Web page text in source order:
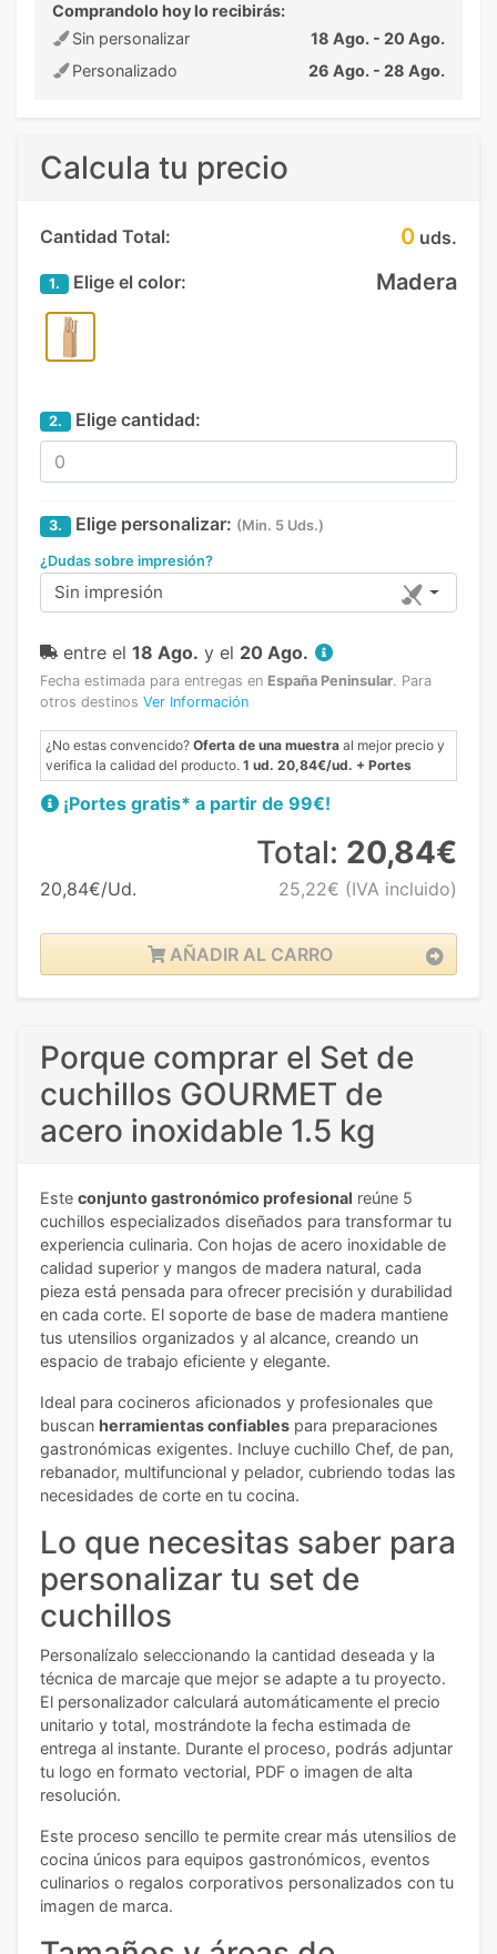
Comprandolo hoy lo recibirás:
Sin personalizar
18 Ago. - 20 Ago.
Personalizado
26 Ago. - 28 Ago.
Calcula tu precio
Cantidad Total: 0 uds.
1. Elige el color: Madera
2. Elige cantidad:
3. Elige personalizar: (Min. 5 Uds.)
¿Dudas sobre impresión?
Sin impresión
entre el 18 Ago. y el 20 Ago.
Fecha estimada para entregas en España Peninsular. Para
otros destinos Ver Información
¿No estas convencido? Oferta de una muestra al mejor precio y
verifica la calidad del producto. 1 ud. 20,84€/ud. + Portes
¡Portes gratis* a partir de 99€!
20,84€/Ud.
Total: 20,84€
25,22€ (IVA incluido)
AÑADIR AL CARRO
Porque comprar el Set de
cuchillos GOURMET de
acero inoxidable 1.5 kg
Este conjunto gastronómico profesional reúne 5
cuchillos especializados diseñados para transformar tu
experiencia culinaria. Con hojas de acero inoxidable de
calidad superior y mangos de madera natural, cada
pieza está pensada para ofrecer precisión y durabilidad
en cada corte. El soporte de base de madera mantiene
tus utensilios organizados y al alcance, creando un
espacio de trabajo eficiente y elegante.
Ideal para cocineros aficionados y profesionales que
buscan herramientas confiables para preparaciones
gastronómicas exigentes. Incluye cuchillo Chef, de pan,
rebanador, multifuncional y pelador, cubriendo todas las
necesidades de corte en tu cocina.
Lo que necesitas saber para
personalizar tu set de
cuchillos
Personalízalo seleccionando la cantidad deseada y la
técnica de marcaje que mejor se adapte a tu proyecto.
El personalizador calculará automáticamente el precio
unitario y total, mostrándote la fecha estimada de
entrega al instante. Durante el proceso, podrás adjuntar
tu logo en formato vectorial, PDF o imagen de alta
resolución.
Este proceso sencillo te permite crear más utensilios de
cocina únicos para equipos gastronómicos, eventos
culinarios o regalos corporativos personalizados con tu
imagen de marca.